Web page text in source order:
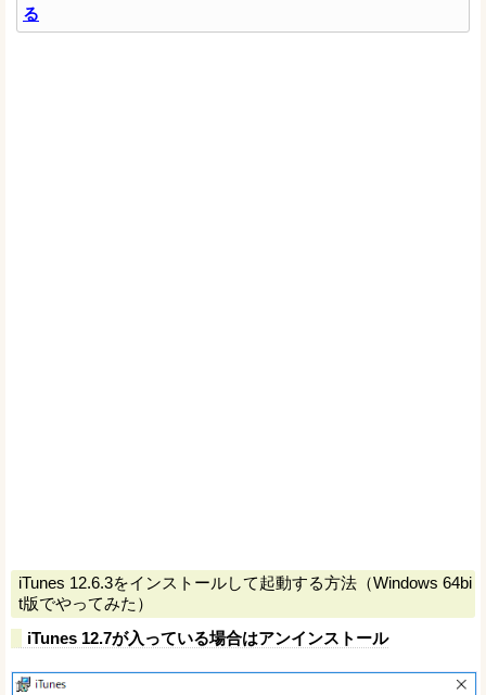
る
iTunes 12.6.3をインストールして起動する方法（Windows 64bi
t版でやってみた）
iTunes 12.7が入っている場合はアンインストール